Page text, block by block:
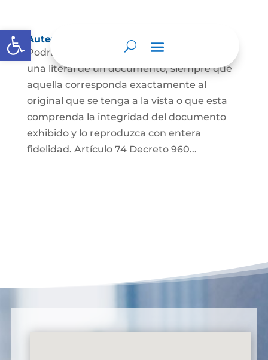
Abrir barra de herramientas
Autenticación de Copias
Podrá autenticarse una copia mecánica o
una literal de un documento, siempre que
aquella corresponda exactamente al
original que se tenga a la vista o que esta
comprenda la integridad del documento
exhibido y lo reproduzca con entera
fidelidad. Artículo 74 Decreto 960...